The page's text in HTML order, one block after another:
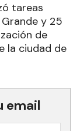
tareas
y 25
de
la ciudad de
email